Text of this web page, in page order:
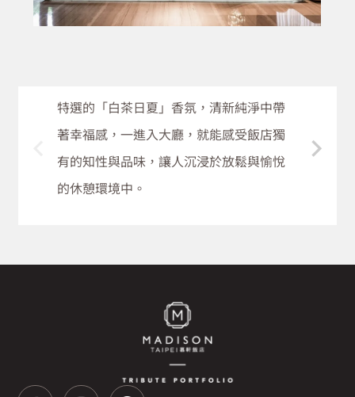
特選的「白茶日夏」香氛，清新純淨中帶
著幸福感，一進入大廳，就能感受飯店獨
有的知性與品味，讓人沉浸於放鬆與愉悅
的休憩環境中。
主題性裝置藝術或植栽營造飯店環境舒適
與恬靜空間，呈現品牌質感。